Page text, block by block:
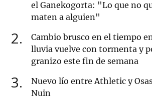
el Ganekogorta: "Lo que no
maten a alguien"
2
Cambio brusco en el tiempo
lluvia vuelve con tormenta y
granizo este fin de semana
3
Nuevo lío entre Athletic y
Nuin